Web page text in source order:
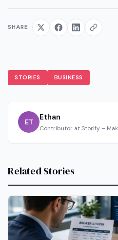
SHARE
STORIES BUSINESS
ET
Ethan
Contributor at Storify –
Related Stories